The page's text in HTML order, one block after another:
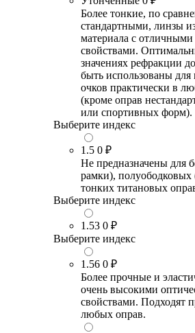
Более тонкие, по
стандартными, линзы
материала с
свойствами.
значениях рефракции
быть использованы для
очков практически в
(кроме оправ
или спортивных форм).
Выберите индекс
1.5 0 ₽
Не предназначены для
рамки), полуободковых
тонких титановых
Выберите индекс
1.53 0 ₽
Выберите индекс
1.56 0 ₽
Более прочные и
очень высокими
свойствами. Подходят
любых оправ.